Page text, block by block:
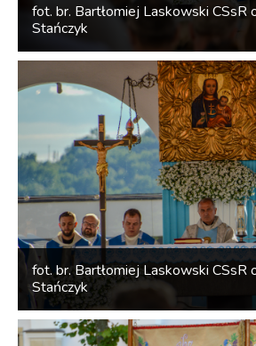
fot. br. Bartłomiej Laskowski CSsR
Stańczyk
fot. br. Bartłomiej Laskowski CSsR
Stańczyk